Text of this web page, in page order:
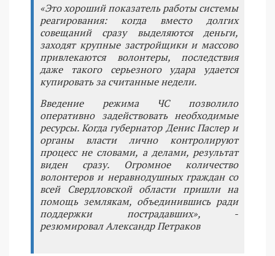
«Это хороший показатель работы системы
реагирования: когда вместо долгих
совещаний сразу выделяются деньги,
заходят крупные застройщики и массово
привлекаются волонтеры, последствия
даже такого серьезного удара удается
купировать за считанные недели.
Введение режима ЧС позволило
оперативно задействовать необходимые
ресурсы. Когда губернатор Денис Паслер и
органы власти лично контролируют
процесс не словами, а делами, результат
виден сразу. Огромное количество
волонтеров и неравнодушных граждан со
всей Свердловской области пришли на
помощь землякам, объединившись ради
поддержки пострадавших», -
резюмировал Александр Петраков